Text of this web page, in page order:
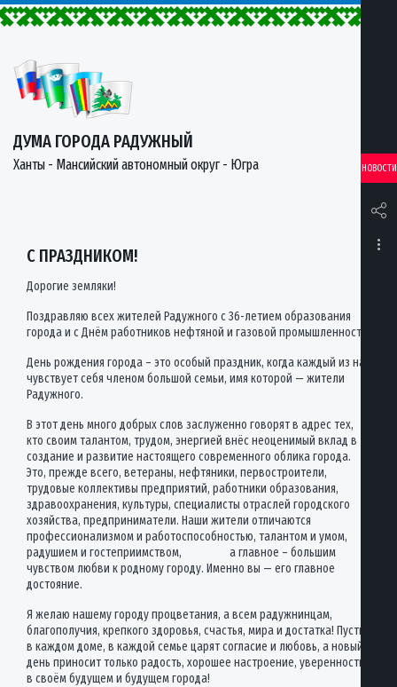
ДУМА ГОРОДА РАДУЖНЫЙ
Ханты - Мансийский автономный округ - Югра НОВОСТИ
С ПРАЗДНИКОМ!
Дорогие земляки!
Поздравляю всех жителей Радужного с 36-летием образования
города и с Днём работников нефтяной и газовой промышленности!
День рождения города – это особый праздник, когда каждый из нас
чувствует себя членом большой семьи, имя которой — жители
Радужного.
В этот день много добрых слов заслуженно говорят в адрес тех,
кто своим талантом, трудом, энергией внёс неоценимый вклад в
создание и развитие настоящего современного облика города.
Это, прежде всего, ветераны, нефтяники, первостроители,
трудовые коллективы предприятий, работники образования,
здравоохранения, культуры, специалисты отраслей городского
хозяйства, предприниматели. Наши жители отличаются
профессионализмом и работоспособностью, талантом и умом,
радушием и гостеприимством, а главное – большим
чувством любви к родному городу. Именно вы — его главное
достояние.
Я желаю нашему городу процветания, а всем радужнинцам,
благополучия, крепкого здоровья, счастья, мира и достатка! Пусть
в каждом доме, в каждой семье царят согласие и любовь, а новый
день приносит только радость, хорошее настроение, уверенность
в своём будущем и будущем города!